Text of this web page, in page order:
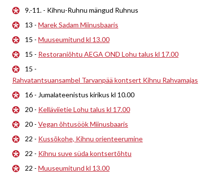
9.-11. - Kihnu-Ruhnu mängud Ruhnus
13 - Marek Sadam Miinusbaaris
15 - Muuseumitund kl 13.00
15 - Restoraniõhtu AEGA OND Lohu talus kl 17.00
15 -
Rahvatantsuansambel Tarvanpää kontsert Kihnu Rahvamajas
16 - Jumalateenistus kirikus kl 10.00
20 - Kelläviietie Lohu talus kl 17.00
20 - Vegan õhtusöök Miinusbaaris
22 - Kussõkohe, Kihnu orienteerumine
22 - Kihnu suve süda kontsertõhtu
22 - Muuseumitund kl 13.00